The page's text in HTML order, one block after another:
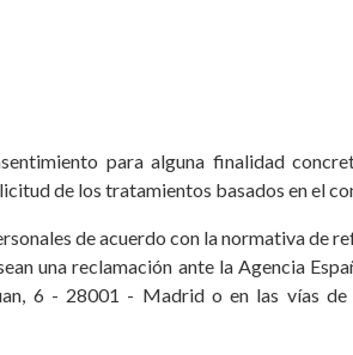
para alguna finalidad
de los tratamientos basados en el
de acuerdo con la normativa de
una reclamación ante la Agencia
6 - 28001 - Madrid o en las vías